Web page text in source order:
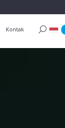
Kontak